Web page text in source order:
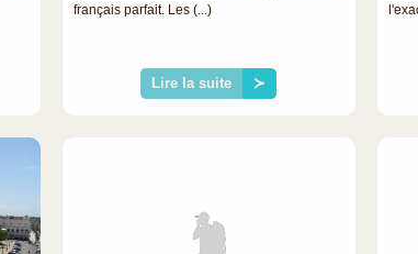
français parfait. Les (...)
Lire la suite ≻